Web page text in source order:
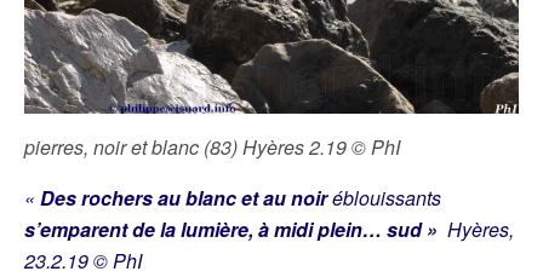
pierres, noir et blanc (83) Hyères 2.19 © PhI
« Des rochers au blanc et au noiréblouissants
s’emparent de la lumière, à midi plein… sud » Hyères,
23.2.19 © PhI